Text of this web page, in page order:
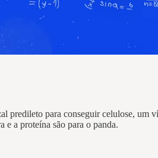
predileto para conseguir celulose,
e a proteína são para o panda.